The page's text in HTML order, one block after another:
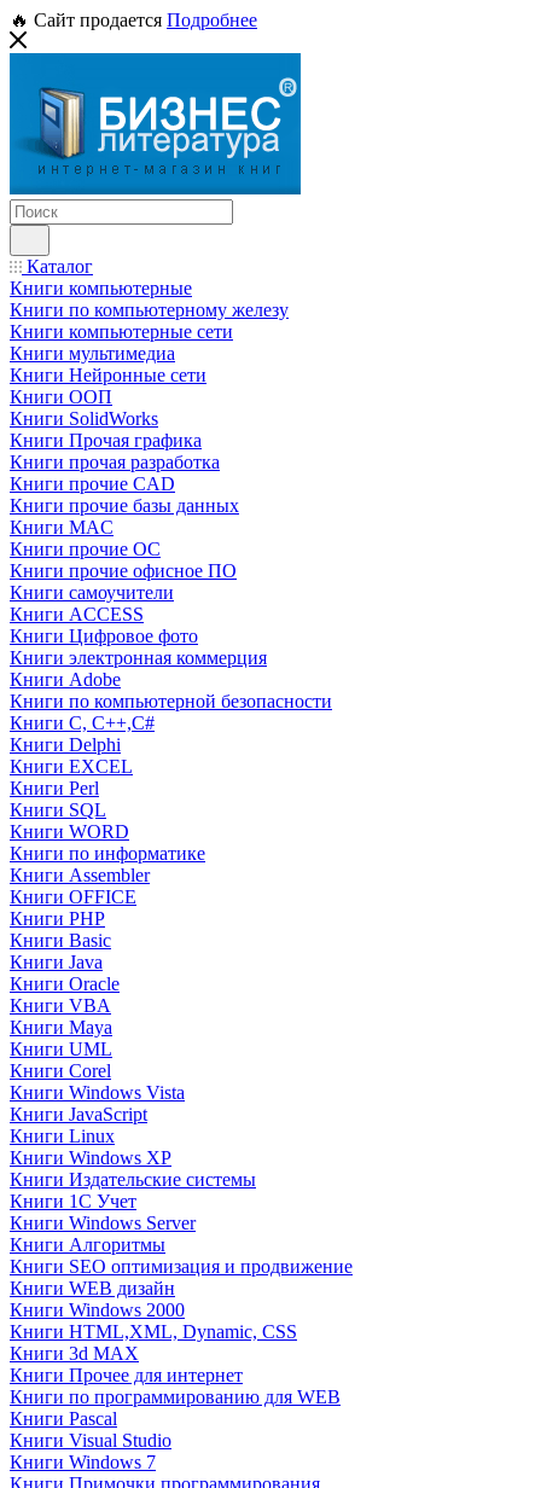
🔥 Сайт продается Подробнее
Каталог
Книги компьютерные
Книги по компьютерному железу
Книги компьютерные сети
Книги мультимедиа
Книги Нейронные сети
Книги ООП
Книги SolidWorks
Книги Прочая графика
Книги прочая разработка
Книги прочие CAD
Книги прочие базы данных
Книги MAC
Книги прочие ОС
Книги прочие офисное ПО
Книги самоучители
Книги ACCESS
Книги Цифровое фото
Книги электронная коммерция
Книги Adobe
Книги по компьютерной безопасности
Книги C, C++,С#
Книги Delphi
Книги EXCEL
Книги Perl
Книги SQL
Книги WORD
Книги по информатике
Книги Assembler
Книги OFFICE
Книги PHP
Книги Basic
Книги Java
Книги Oracle
Книги VBA
Книги Maya
Книги UML
Книги Corel
Книги Windows Vista
Книги JavaScript
Книги Linux
Книги Windows XP
Книги Издательские системы
Книги 1C Учет
Книги Windows Server
Книги Алгоритмы
Книги SEO оптимизация и продвижение
Книги WEB дизайн
Книги Windows 2000
Книги HTML,XML, Dynamic, CSS
Книги 3d MAX
Книги Прочее для интернет
Книги по программированию для WEB
Книги Pascal
Книги Visual Studio
Книги Windows 7
Книги Примочки программирования